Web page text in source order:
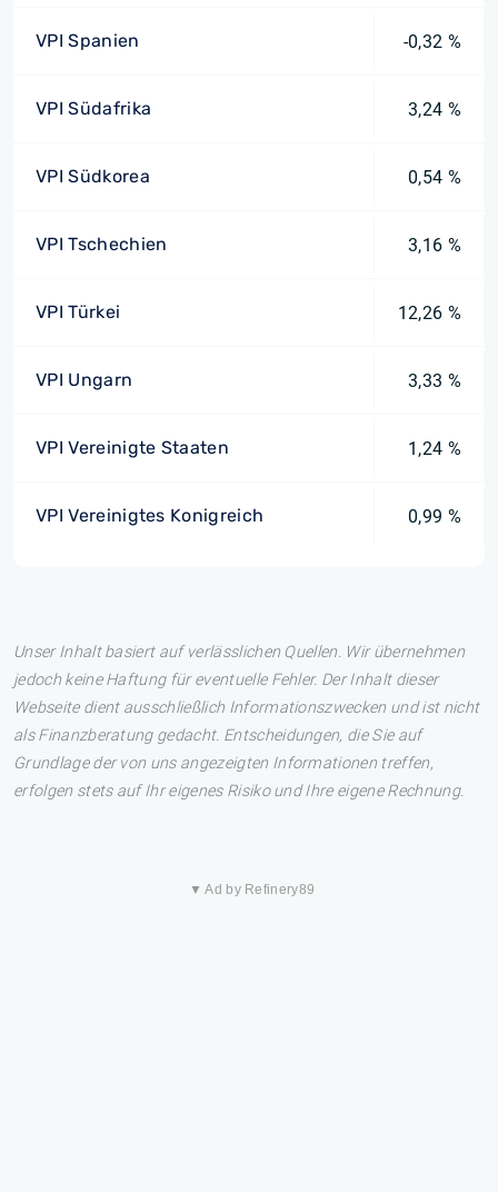
VPI Spanien -0,32 %
VPI Südafrika 3,24 %
VPI Südkorea 0,54 %
VPI Tschechien 3,16 %
VPI Türkei 12,26 %
VPI Ungarn 3,33 %
VPI Vereinigte Staaten 1,24 %
VPI Vereinigtes Konigreich 0,99 %
Unser Inhalt basiert auf verlässlichen Quellen. Wir übernehmen
jedoch keine Haftung für eventuelle Fehler. Der Inhalt dieser
Webseite dient ausschließlich Informationszwecken und ist nicht
als Finanzberatung gedacht. Entscheidungen, die Sie auf
Grundlage der von uns angezeigten Informationen treffen,
erfolgen stets auf Ihr eigenes Risiko und Ihre eigene Rechnung.
▼ Ad by Refinery89